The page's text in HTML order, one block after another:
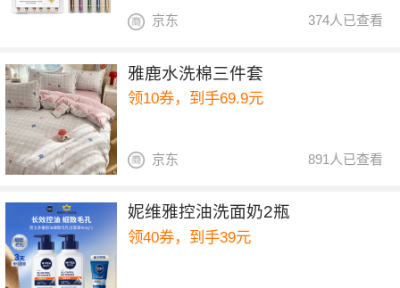
374人已查看
京东
雅鹿水洗棉三件套
领10券，到手69.9元
891人已查看
京东
妮维雅控油洗面奶2瓶
领40券，到手39元